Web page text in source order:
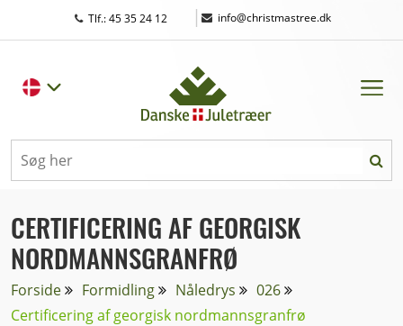
Tlf.: 45 35 24 12 | info@christmastree.dk
CERTIFICERING AF GEORGISK
NORDMANNSGRANFRØ
Forside Formidling Nåledrys
026
Certificering af georgisk nordmannsgranfrø